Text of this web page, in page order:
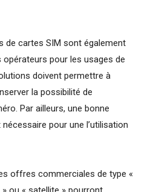
de cartes SIM sont également
pour les usages de
doivent permettre à
la possibilité de
Par ailleurs, une bonne
pour une l’utilisation
offres commerciales de type «